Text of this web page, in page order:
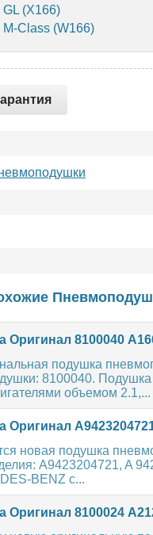
GL (X166)
M-Class (W166)
Оригинал 8100040
подушка
8100040.
объемом 2.1,...
Оригинал
новая подушка
A9423204721, A
BENZ с...
Оригинал 8100024